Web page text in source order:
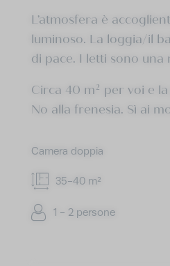
L’atmosfera è
luminoso. La loggia/il
di pace. I letti sono una
Circa 40 m² per voi e
No alla frenesia. Sì ai
Camera doppia
35-40 m²
1 - 2 persone